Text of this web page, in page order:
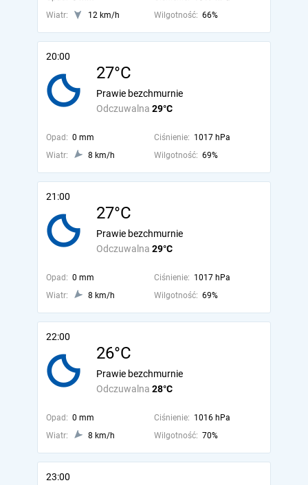
Wiatr:
12 km/h Wilgotność: 66%
20:00
27°C
Odczuwalna 29°C
Prawie bezchmurnie
Opad: 0 mm Ciśnienie: 1017 hPa
Wiatr:
8 km/h Wilgotność: 69%
21:00
27°C
Odczuwalna 29°C
Prawie bezchmurnie
Opad: 0 mm Ciśnienie: 1017 hPa
Wiatr:
8 km/h Wilgotność: 69%
22:00
26°C
Odczuwalna 28°C
Prawie bezchmurnie
Opad: 0 mm Ciśnienie: 1016 hPa
Wiatr:
8 km/h Wilgotność: 70%
23:00